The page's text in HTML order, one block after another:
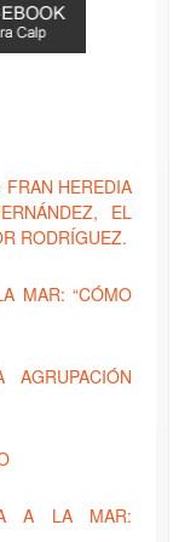
FRAN HEREDIA
EL
RODRÍGUEZ.
MAR: “CÓMO
A LA MAR: